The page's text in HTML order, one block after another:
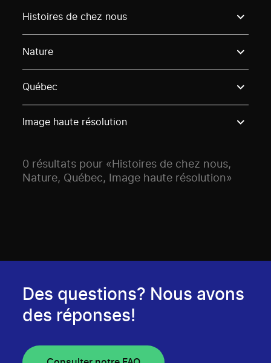
Histoires de chez nous
Nature
Québec
Image haute résolution
0 résultats pour «Histoires de chez nous,
Nature, Québec, Image haute résolution»
Des questions? Nous avons
des réponses!